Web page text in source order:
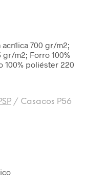
acrílica 700 gr/m2;
gr/m2; Forro 100%
100% poliéster 220
/ Casacos P56